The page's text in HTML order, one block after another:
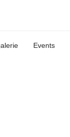
Events